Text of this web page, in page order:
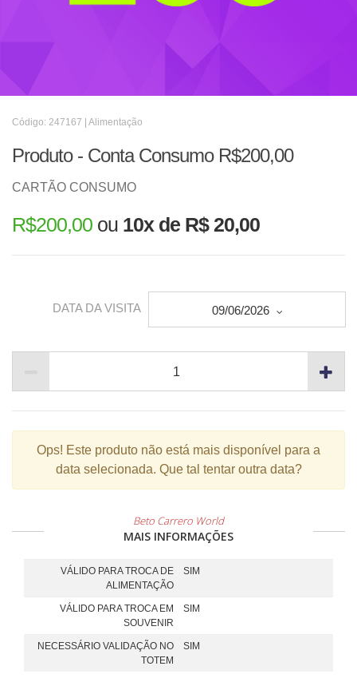
Código: 247167 | Alimentação
Produto - Conta Consumo R$200,00
CARTÃO CONSUMO
R$200,00 ou 10x de R$ 20,00
DATA DA VISITA 09/06/2026
Ops! Este produto não está mais disponível para a
data selecionada. Que tal tentar outra data?
Beto Carrero World
MAIS INFORMAÇÕES
VÁLIDO PARA TROCA DE
ALIMENTAÇÃO
SIM
VÁLIDO PARA TROCA EM
SOUVENIR
SIM
NECESSÁRIO VALIDAÇÃO NO
TOTEM
SIM